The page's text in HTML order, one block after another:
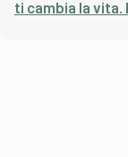
ti cambia la vita.